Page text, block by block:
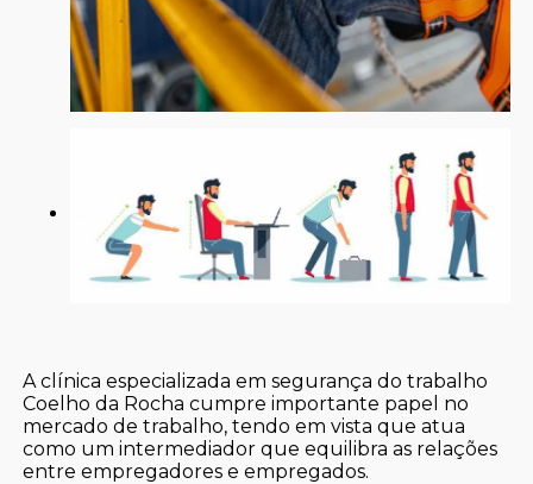
A clínica especializada em segurança do trabalho
Coelho da Rocha cumpre importante papel no
mercado de trabalho, tendo em vista que atua
como um intermediador que equilibra as relações
entre empregadores e empregados.